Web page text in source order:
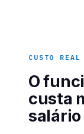
CUSTO
O
custa
salário